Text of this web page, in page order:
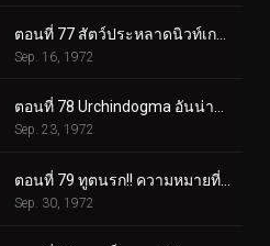
Sep. 16, 1972
ตอนที่ 78 Urchindogma อันน่าสะพรึงกลัว + สัตว์ประหลาด Phantom
Sep. 23, 1972
Sep. 30, 1972